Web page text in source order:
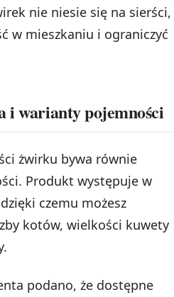
nie niesie się na sierści,
w mieszkaniu i ograniczyć
i warianty pojemności
żwirku bywa równie
Produkt występuje w
czemu możesz
kotów, wielkości kuwety
podano, że dostępne